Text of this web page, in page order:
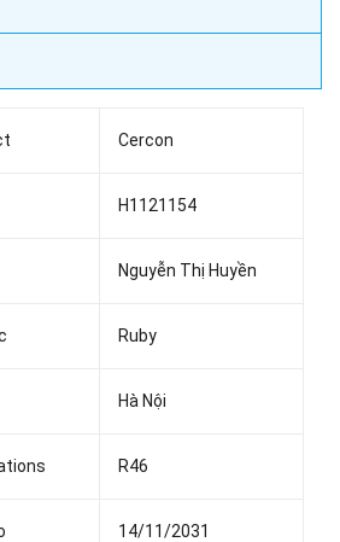
Cercon
H1121154
Nguyễn Thị Huyền
Ruby
Hà Nội
R46
14/11/2031